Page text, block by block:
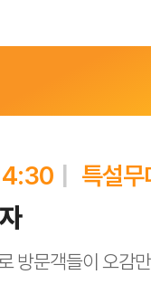
특설무
방문객들이 오감